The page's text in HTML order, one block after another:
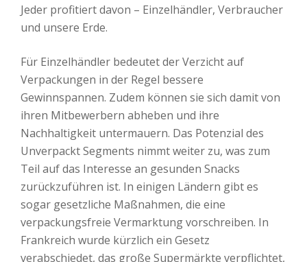
Jeder profitiert davon – Einzelhändler, Verbraucher
und unsere Erde.
Für Einzelhändler bedeutet der Verzicht auf
Verpackungen in der Regel bessere
Gewinnspannen. Zudem können sie sich damit von
ihren Mitbewerbern abheben und ihre
Nachhaltigkeit untermauern. Das Potenzial des
Unverpackt Segments nimmt weiter zu, was zum
Teil auf das Interesse an gesunden Snacks
zurückzuführen ist. In einigen Ländern gibt es
sogar gesetzliche Maßnahmen, die eine
verpackungsfreie Vermarktung vorschreiben. In
Frankreich wurde kürzlich ein Gesetz
verabschiedet, das große Supermärkte verpflichtet,